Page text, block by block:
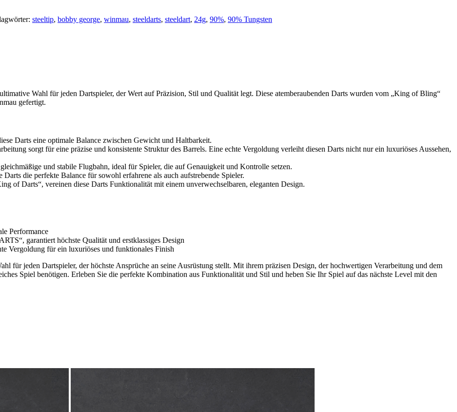
steeltip, bobby george, winmau, steeldarts, steeldart, 24g, 90%, 90% Tungsten
Wahl für jeden Dartspieler, der Wert auf Präzision, Stil und Qualität legt. Diese atemberaubenden Darts wurden vom „King of Bling“
gefertigt.
Darts eine optimale Balance zwischen Gewicht und Haltbarkeit.
sorgt für eine präzise und konsistente Struktur des Barrels. Eine echte Vergoldung verleiht diesen Darts nicht nur ein luxuriöses Aussehen,
und stabile Flugbahn, ideal für Spieler, die auf Genauigkeit und Kontrolle setzen.
die perfekte Balance für sowohl erfahrene als auch aufstrebende Spieler.
of Darts“, vereinen diese Darts Funktionalität mit einem unverwechselbaren, eleganten Design.
Performance
garantiert höchste Qualität und erstklassiges Design
Vergoldung für ein luxuriöses und funktionales Finish
für jeden Dartspieler, der höchste Ansprüche an seine Ausrüstung stellt. Mit ihrem präzisen Design, der hochwertigen Verarbeitung und dem
Spiel benötigen. Erleben Sie die perfekte Kombination aus Funktionalität und Stil und heben Sie Ihr Spiel auf das nächste Level mit den